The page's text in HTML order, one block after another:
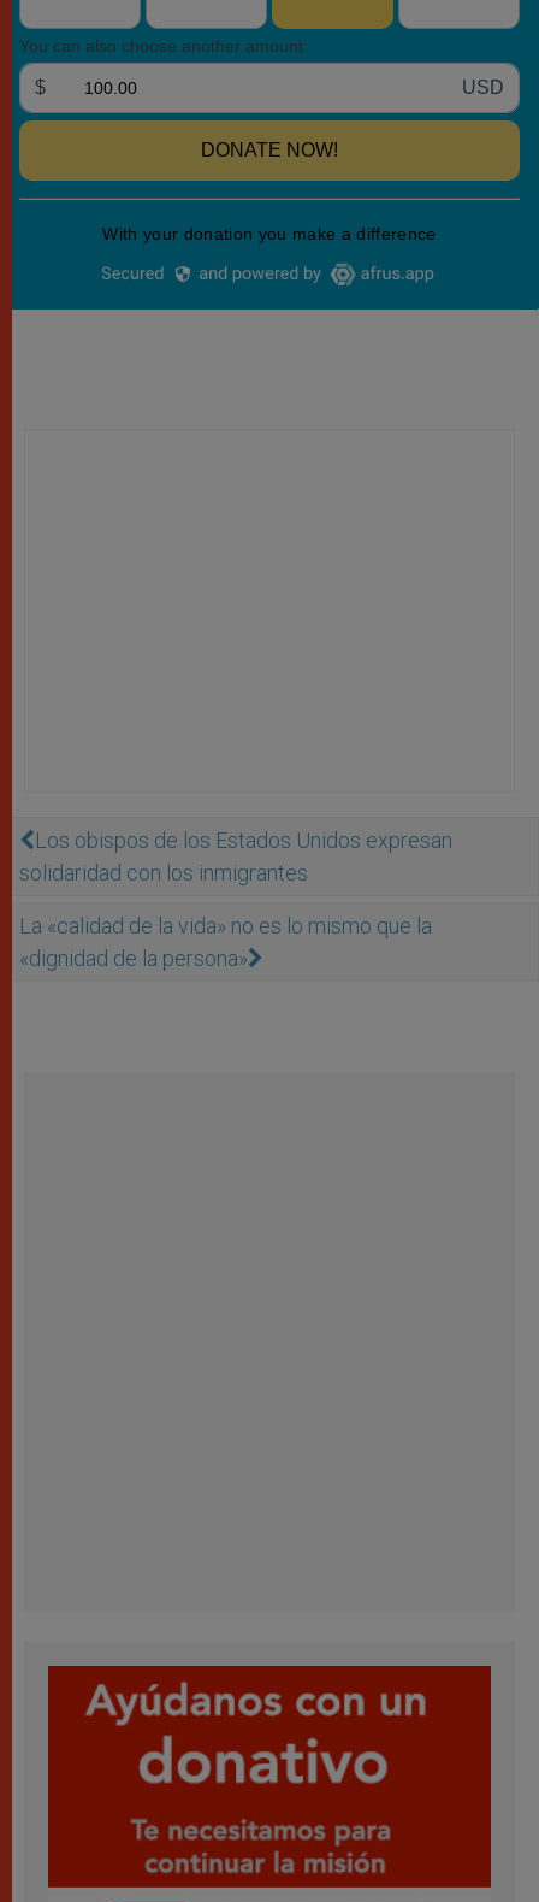
Los obispos de los Estados Unidos expresan
solidaridad con los inmigrantes
La «calidad de la vida» no es lo mismo que la
«dignidad de la persona»